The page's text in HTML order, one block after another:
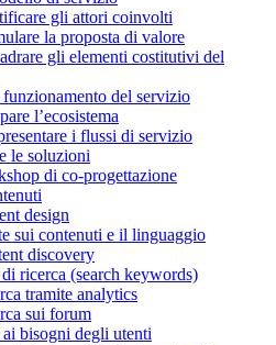
gli attori coinvolti
la proposta di valore
gli elementi costitutivi del
del servizio
l’ecosistema
i flussi di servizio
le soluzioni
di co-progettazione
design
sui contenuti e il linguaggio
discovery
ricerca (search keywords)
tramite analytics
sui forum
bisogni degli utenti